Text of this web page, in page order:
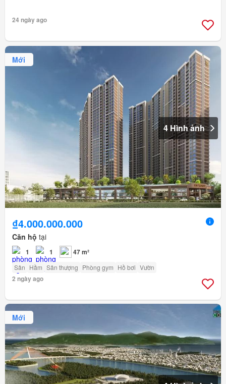
24 ngày ago
Mới
4 Hình ảnh
₫4.000.000.000
Căn hộ tại
1 1 47 m²
Sân Hầm Sân thượng Phòng gym Hồ bơi Vườn
2 ngày ago
Mới